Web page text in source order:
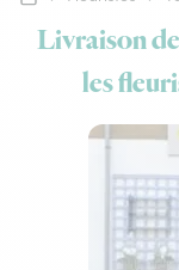
Accueil
Livraison
les